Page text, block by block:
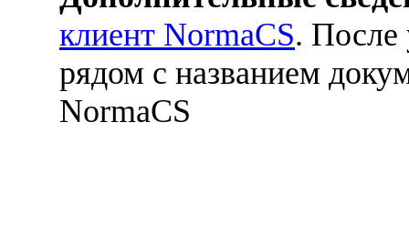
клиент NormaCS. После
рядом с названием
NormaCS